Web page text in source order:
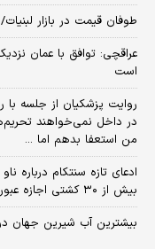
طوفان قیمت در بازار
عراقچی: توافق با عمان
است
روایت پزشکیان از جلسه با
در داخل نمی‌خواهند
من استعفا بدهم اما ...
ادعای تازه سنتکام درباره
بیش از ۳۰ کشتی اجازه عبور گرفتند
بیشترین آب شیرین جهان